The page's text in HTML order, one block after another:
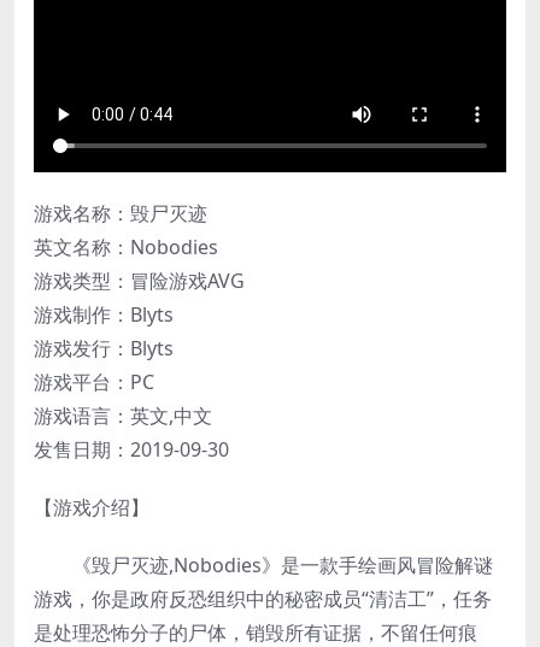
游戏名称：毁尸灭迹
英文名称：Nobodies
游戏类型：冒险游戏AVG
游戏制作：Blyts
游戏发行：Blyts
游戏平台：PC
游戏语言：英文,中文
发售日期：2019-09-30
【游戏介绍】
《毁尸灭迹,Nobodies》是一款手绘画风冒险解谜
游戏，你是政府反恐组织中的秘密成员“清洁工”，任务
是处理恐怖分子的尸体，销毁所有证据，不留任何痕